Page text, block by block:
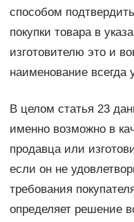
способом
покупки товара в
изготовителю это и
наименование всегда
В целом статья 23
именно возможно в
продавца или
если он не
требования
определяет решение